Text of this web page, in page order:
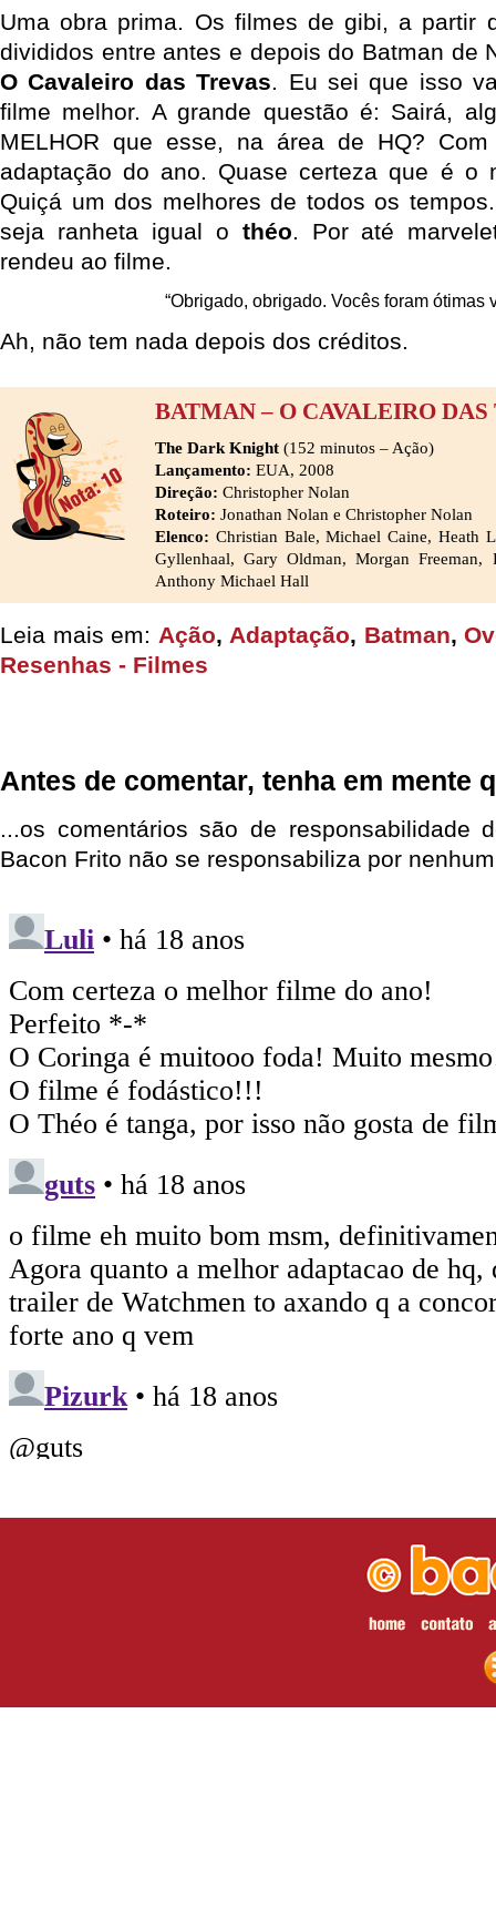
Uma obra prima. Os filmes de gibi, a partir
divididos entre antes e depois do Batman de
O Cavaleiro das Trevas. Eu sei que isso
filme melhor. A grande questão é: Sairá,
MELHOR que esse, na área de HQ?
adaptação do ano. Quase certeza que é o
Quiçá um dos melhores de todos os
seja ranheta igual o théo. Por até
rendeu ao filme.
“Obrigado, obrigado. Vocês foram ótimas
Ah, não tem nada depois dos créditos.
BATMAN – O CAVALEIRO DAS
The Dark Knight (152 minutos – Ação)
Lançamento: EUA, 2008
Direção: Christopher Nolan
Roteiro: Jonathan Nolan e Christopher Nolan
Elenco: Christian Bale, Michael Caine, Heath
Gyllenhaal, Gary Oldman, Morgan
Anthony Michael Hall
Leia mais em: Ação, Adaptação, Batman,
Resenhas - Filmes
Antes de comentar, tenha em mente
...os comentários são de responsabilidade
Bacon Frito não se responsabiliza por